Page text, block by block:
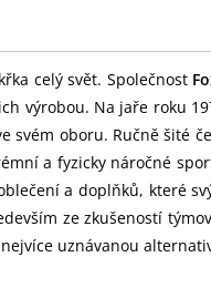
celý svět. Společnost
výrobou. Na jaře roku
oboru. Ručně šité
a fyzicky náročné
a doplňků, které
ze zkušeností
uznávanou